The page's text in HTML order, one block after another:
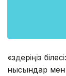
«Өздеріңіз
нысындар мен